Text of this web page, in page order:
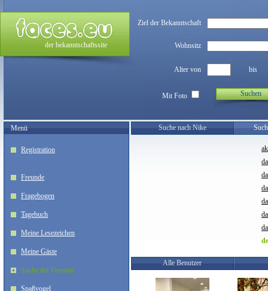
der bekanntschaftssite
Ziel der Bekanntschaft
Wohnsitz
Alter von bis
Mit Foto Suchen
Menü
Registration
Freunde
Fragebogen
Tagebuch
Meine Lesezeichen
Meine Gäste
Suche der Freunde
Spaßvogel
Suche nach Nike
Alle Benutzer